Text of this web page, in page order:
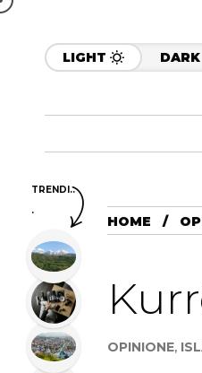
LIGHT DARK
HOME
OPINIONE,
TRENDI..
.